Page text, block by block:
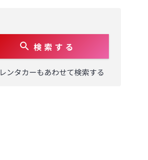
検 索 す る
レンタカーもあわせて検索する